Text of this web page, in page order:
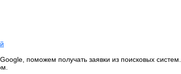
поможем получать заявки из поисковых